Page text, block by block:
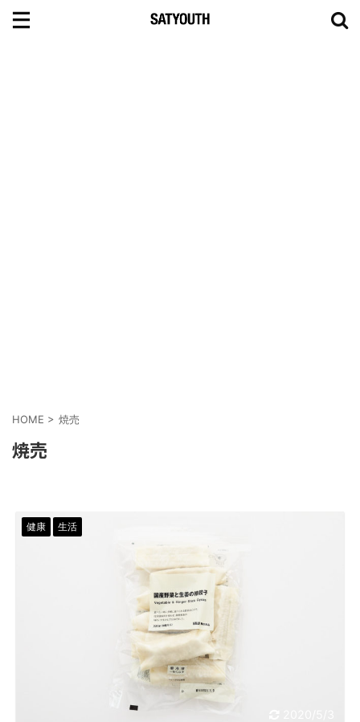
HOME > 焼売
焼売
健康 生活